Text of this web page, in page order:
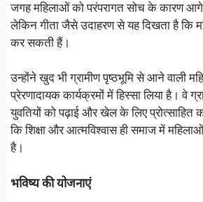
जगह महिलाओं को परंपरागत सोच के कारण
लेकिन गीता जैसे उदाहरण से यह दिखता है कि
कर सकती हैं।
उन्होंने खुद भी ग्रामीण पृष्ठभूमि से आने वाली
प्रेरणादायक कार्यक्रमों में हिस्सा लिया है। वे
युवतियों को पढ़ाई और खेल के लिए प्रोत्साहित
कि शिक्षा और आत्मविश्वास ही समाज में
है।
भविष्य की योजनाएं